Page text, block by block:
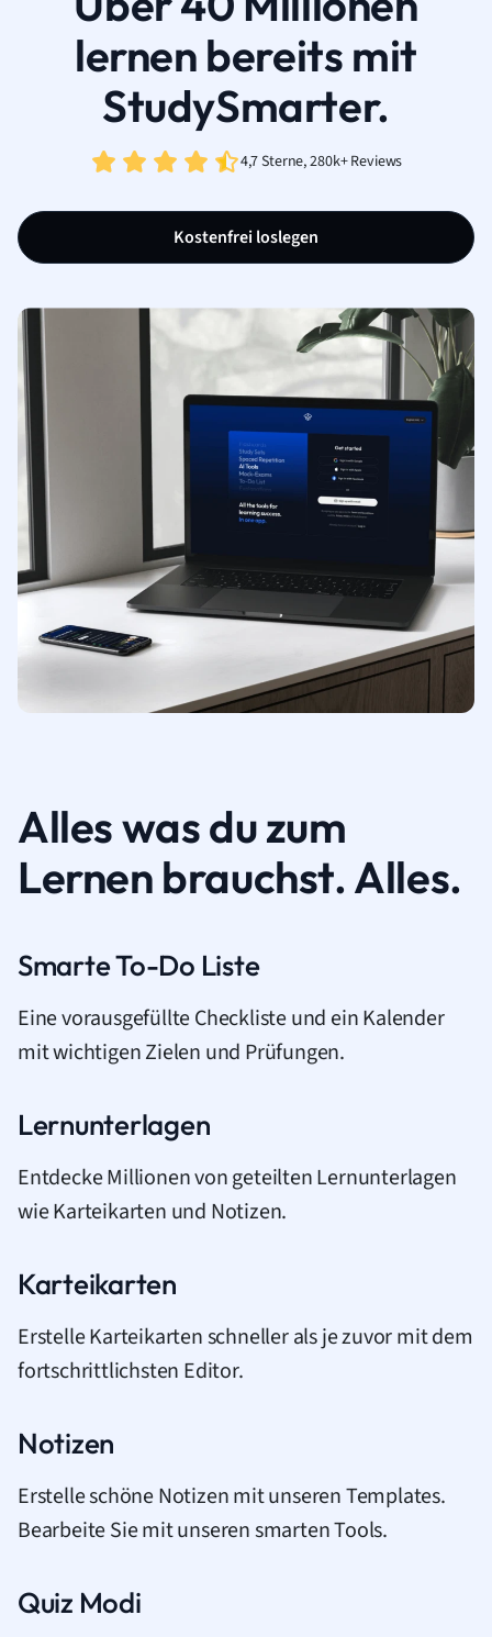
lernen bereits mit
StudySmarter.
4,7 Sterne, 280k+ Reviews
Kostenfrei loslegen
Alles was du zum
Lernen brauchst. Alles.
Smarte To-Do Liste
Eine vorausgefüllte Checkliste und ein Kalender
mit wichtigen Zielen und Prüfungen.
Lernunterlagen
Entdecke Millionen von geteilten Lernunterlagen
wie Karteikarten und Notizen.
Karteikarten
Erstelle Karteikarten schneller als je zuvor mit dem
fortschrittlichsten Editor.
Notizen
Erstelle schöne Notizen mit unseren Templates.
Bearbeite Sie mit unseren smarten Tools.
Quiz Modi